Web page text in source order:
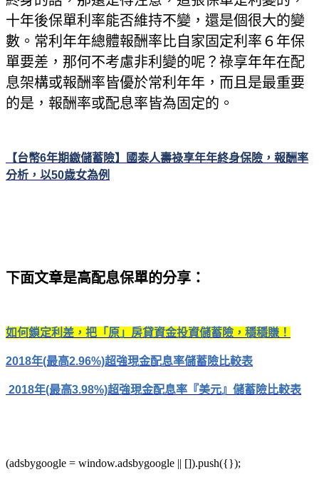
十年後保單利率能否維持不變，還是個很大的變
數。常利年年總體報酬率比自家固定利率６年保
單要差，那何不考慮非利變的呢？祿享年年在配
息架構或報酬率皆優於常利年年，而且是最重要
的是，報酬率或配息率皆為固定的。
【台幣6年期繳儲蓄險】國泰人壽祿享年年終身保險，報酬率
分析，以50歳女為例
下面文章是高配息保單的分享：
如何鎖定利差，把「原」房貸資金投資儲蓄險，穩穩賺！
2018年(最高2.96%)超強現金配息率儲蓄險比較表
2018年(最高3.98%)超強現金配息率『美元』儲蓄險比較表
(adsbygoogle = window.adsbygoogle || []).push({});